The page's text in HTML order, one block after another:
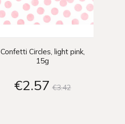
Confetti Circles, light pink,
15g
€2 57 €342